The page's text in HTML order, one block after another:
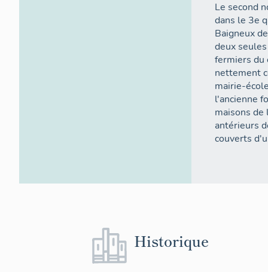
Le second
dans le 3e
Baigneux
deux
fermiers du
nettement
mairie-
l'ancienne
maisons
antérieurs
couverts
Historique